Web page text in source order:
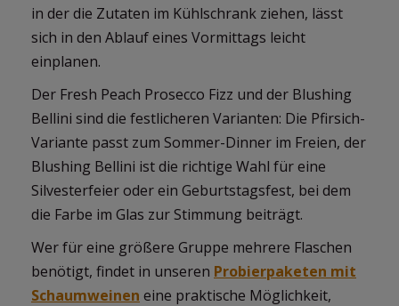
in der die Zutaten im Kühlschrank ziehen, lässt
sich in den Ablauf eines Vormittags leicht
einplanen.
Der Fresh Peach Prosecco Fizz und der Blushing
Bellini sind die festlicheren Varianten: Die Pfirsich-
Variante passt zum Sommer-Dinner im Freien, der
Blushing Bellini ist die richtige Wahl für eine
Silvesterfeier oder ein Geburtstagsfest, bei dem
die Farbe im Glas zur Stimmung beiträgt.
Wer für eine größere Gruppe mehrere Flaschen
benötigt, findet in unseren Probierpaketen mit
Schaumweinen eine praktische Möglichkeit,